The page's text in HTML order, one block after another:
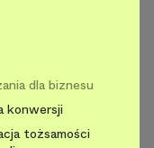
dla biznesu
konwersji
tożsamości